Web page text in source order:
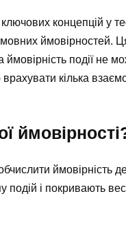
концепцій у
події не
кілька
ймовірність
подій і покривають